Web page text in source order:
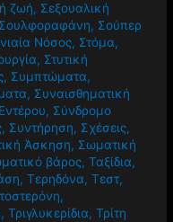
ζωή, Σεξουαλική
Σουλφοραφάνη, Σούπερ
Νόσος, Στόμα,
, Στυτική
, Συμπτώματα,
, Συναισθηματική
, Σύνδρομο
, Συντήρηση, Σχέσεις,
Άσκηση, Σωματική
βάρος,Ταξίδια,
,Τερηδόνα,Τεστ,
,
,Τριγλυκερίδια,Τρίτη